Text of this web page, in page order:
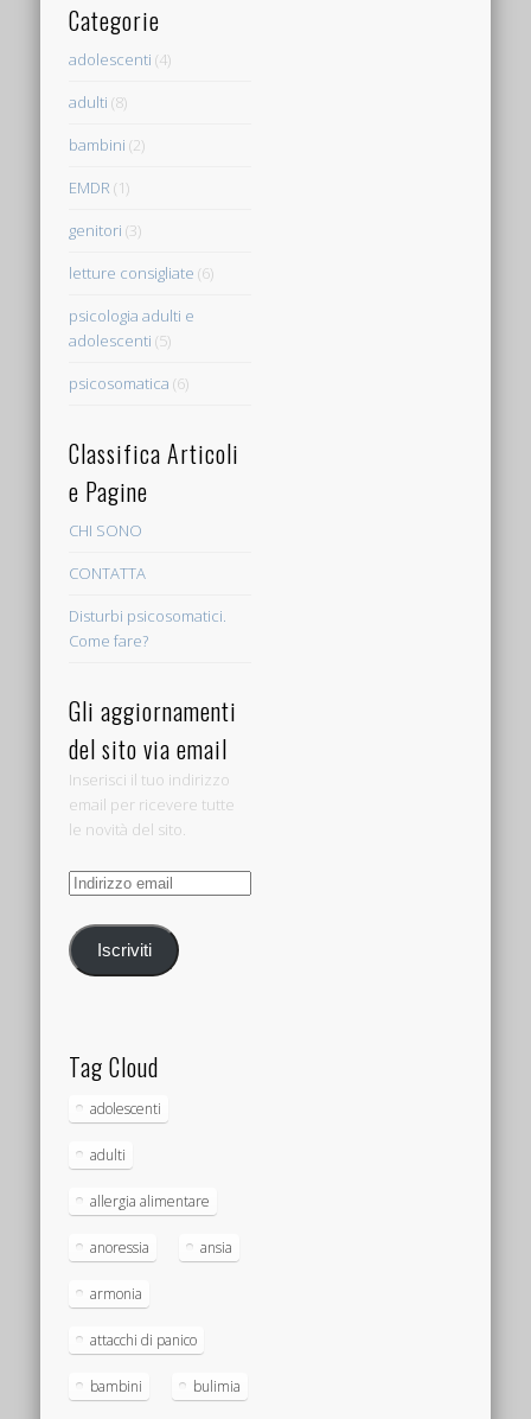
Categorie
adolescenti (4)
adulti (8)
bambini (2)
EMDR (1)
genitori (3)
letture consigliate (6)
psicologia adulti e
adolescenti (5)
psicosomatica (6)
Classifica Articoli
e Pagine
CHI SONO
CONTATTA
Disturbi psicosomatici.
Come fare?
Gli aggiornamenti
del sito via email
Inserisci il tuo indirizzo
email per ricevere tutte
le novità del sito.
Indirizzo
Iscriviti
Tag Cloud
adolescenti
adulti
allergia alimentare
anoressia ansia
armonia
attacchi di panico
bambini bulimia